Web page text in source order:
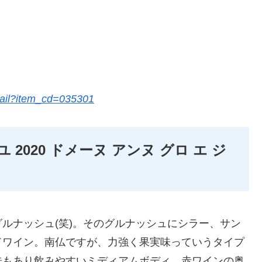
2020 ドメーヌ アンヌ グロ エ ジ
ナッシュ(笑)。そのグルナッシュにシラー、サン
イン。南仏ですが、力強く果実味っていうタイプ